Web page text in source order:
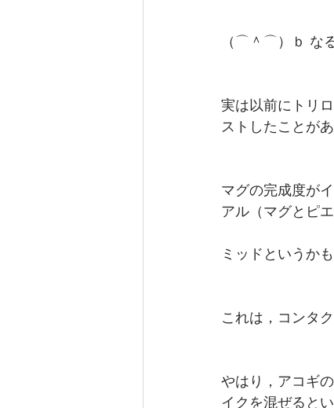
（⌒＾⌒）ｂ な
実は以前にトリ
ストしたことがあ
マグの完成度が
アル（マグとピ
ミッドというか
これは，コンタ
やはり，アコギ
イクを混ぜると